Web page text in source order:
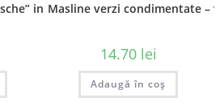
in Saramura – vrac, 100 gr
Masline verzi condimentate –
14.70 lei
Adaugă în coș